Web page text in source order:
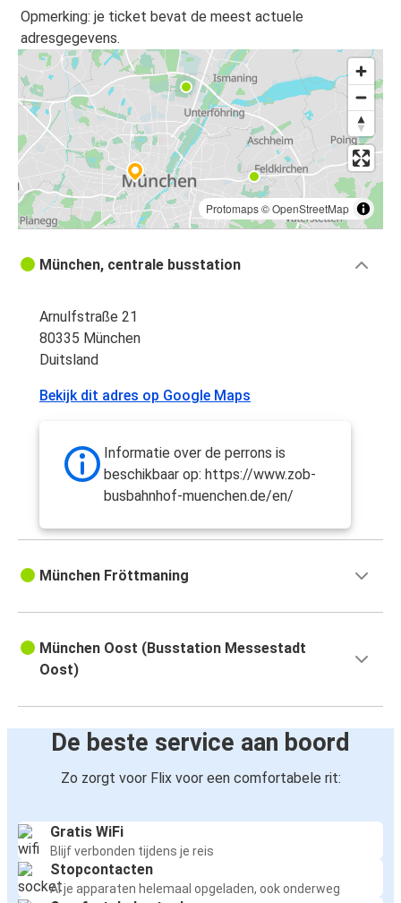
Opmerking: je ticket bevat de meest actuele
adresgegevens.
Protomaps©OpenStreetMap
München, centrale busstation
Arnulfstraße 21
80335 München
Duitsland
Bekijk dit adres op Google Maps
Informatie over de perrons is
beschikbaar op: https://www.zob-
busbahnhof-muenchen.de/en/
München Fröttmaning
München Oost (Busstation Messestadt
Oost)
De beste service aan boord
Zo zorgt voor Flix voor een comfortabele rit:
Gratis WiFi
Blijf verbonden tijdens je reis
Stopcontacten
Al je apparaten helemaal opgeladen, ook onderweg